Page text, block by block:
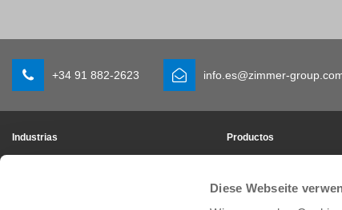
Diese Webseite
+34 91 882-2623 info.es@zimmer-
Industrias
Movilidad
Productos
Novedades
Soluciones de sistema